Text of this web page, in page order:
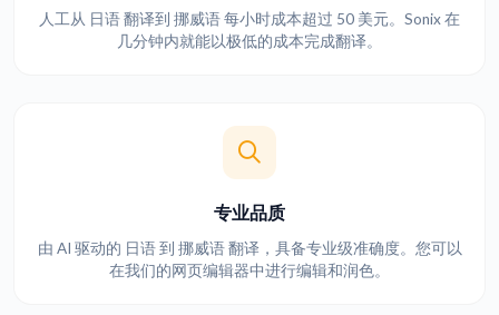
人工从 日语 翻译到 挪威语 每小时成本超过 50 美元。Sonix 在
几分钟内就能以极低的成本完成翻译。
专业品质
由 AI 驱动的 日语 到 挪威语 翻译，具备专业级准确度。您可以
在我们的网页编辑器中进行编辑和润色。